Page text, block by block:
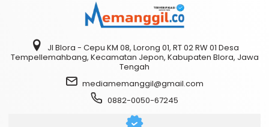
Jl Blora - Cepu KM 08, Lorong 01, RT 02 RW 01 Desa
Tempellemahbang, Kecamatan Jepon, Kabupaten Blora, Jawa
Tengah
mediamemanggil@gmail.com
0882-0050-67245